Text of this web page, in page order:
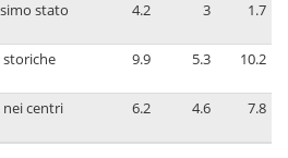
stato
4.2 3 1.7
storiche
9.9 5.3 10.2
nei centri
6.2 4.6 7.8